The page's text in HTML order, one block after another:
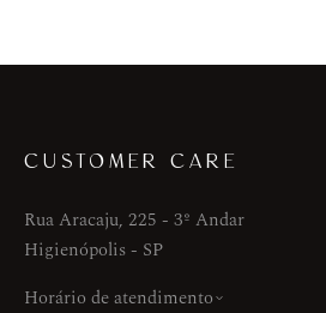
CUSTOMER CARE
Rua Aracaju, 225 - 3º Andar
Higienópolis - SP
Horário de atendimento